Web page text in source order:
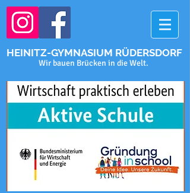
HEINITZ-GYMNASIUM RÜDERSDORF
Wir bauen Brücken in die Welt.